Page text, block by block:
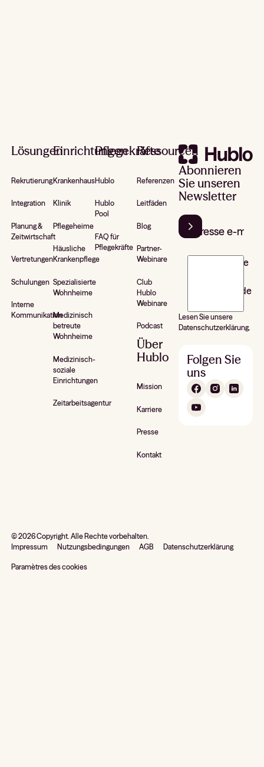
Lösungen
Rekrutierung
Integration
Planung &
Zeitwirtschaft
Vertretungen
Schulungen
Interne
Kommunikation
Einrichtungen
Krankenhaus
Klinik
Pflegeheime
Häusliche
Krankenpflege
Spezialisierte
Wohnheime
Medizinisch
betreute
Wohnheime
Medizinisch-
soziale
Einrichtungen
Zeitarbeitsagentur
Pflegekräfte
Hublo
Hublo
Pool
FAQ für
Pflegekräfte
Ressourcen
Referenzen
Leitfäden
Blog
Partner-
Webinare
Club
Hublo
Webinare
Podcast
Über
Hublo
Mission
Karriere
Presse
Kontakt
Abonnieren
Sie unseren
Newsletter
J’accepte de
newsletter de
Lesen Sie unsere
Datenschutzerklärung.
Folgen Sie
uns
©2026Copyright. Alle Rechte vorbehalten.
Impressum
Nutzungsbedingungen AGB Datenschutzerklärung
Paramètres des cookies